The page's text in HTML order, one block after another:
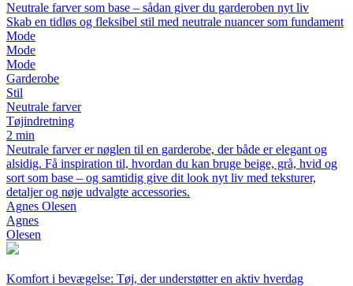
Neutrale farver som base – sådan giver du garderoben nyt liv
Skab en tidløs og fleksibel stil med neutrale nuancer som fundament
Mode
Mode
Mode
Garderobe
Stil
Neutrale farver
Tøjindretning
2 min
Neutrale farver er nøglen til en garderobe, der både er elegant og
alsidig. Få inspiration til, hvordan du kan bruge beige, grå, hvid og
sort som base – og samtidig give dit look nyt liv med teksturer,
detaljer og nøje udvalgte accessories.
Agnes Olesen
Agnes
Olesen
Komfort i bevægelse: Tøj, der understøtter en aktiv hverdag